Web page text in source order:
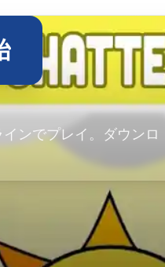
ンでプレイ。ダウンロ